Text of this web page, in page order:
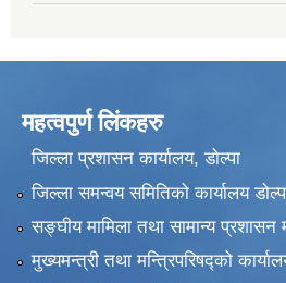
महत्वपुर्ण लिंकहरु
जिल्ला प्रशासन कार्यालय, डोल्पा
जिल्ला समन्वय समितिको कार्यालय
सङ्‍घीय मामिला तथा सामान्य प्रशासन
मुख्यमन्त्री तथा मन्त्रिपरिषद्को